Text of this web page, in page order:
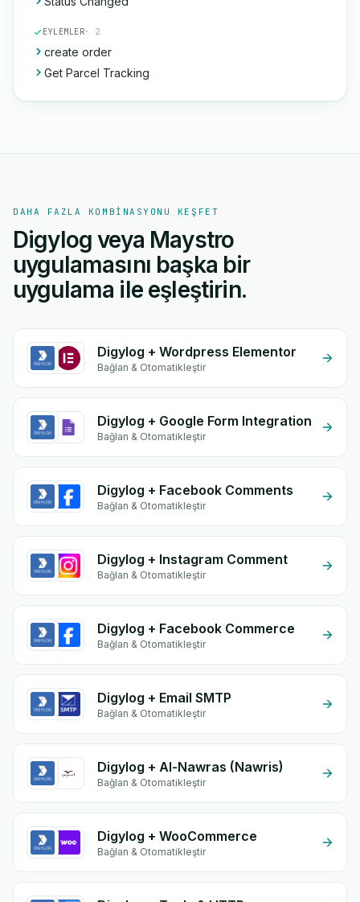
EYLEMLER· 2
create order
Get Parcel Tracking
DAHA FAZLA KOMBINASYONU KEŞFET
Digylog veya Maystro
uygulamasını başka bir
uygulama ile eşleştirin.
Digylog + Wordpress Elementor
Bağlan & Otomatikleştir
Digylog + Google Form Integration
Bağlan & Otomatikleştir
Digylog + Facebook Comments
Bağlan & Otomatikleştir
Digylog + Instagram Comment
Bağlan & Otomatikleştir
Digylog + Facebook Commerce
Bağlan & Otomatikleştir
Digylog + Email SMTP
Bağlan & Otomatikleştir
Digylog + Al-Nawras (Nawris)
Bağlan & Otomatikleştir
Digylog + WooCommerce
Bağlan & Otomatikleştir